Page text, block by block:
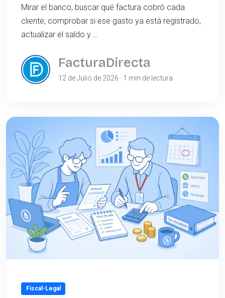
Mirar el banco, buscar qué factura cobró cada
cliente, comprobar si ese gasto ya está registrado,
actualizar el saldo y …
FacturaDirecta
12 de Julio de 2026 · 1 min de lectura
Fiscal-Legal